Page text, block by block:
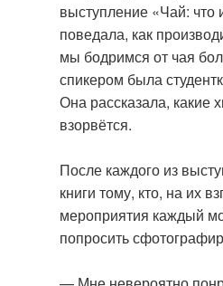
выступление «Чай:
поведала, как
мы бодримся от чая
спикером была
Она рассказала, какие
взорвётся.
После каждого из
книги тому, кто, на их
мероприятия каждый
попросить